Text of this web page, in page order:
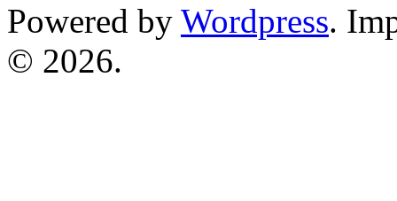
Powered by Wordpress.
© 2026.